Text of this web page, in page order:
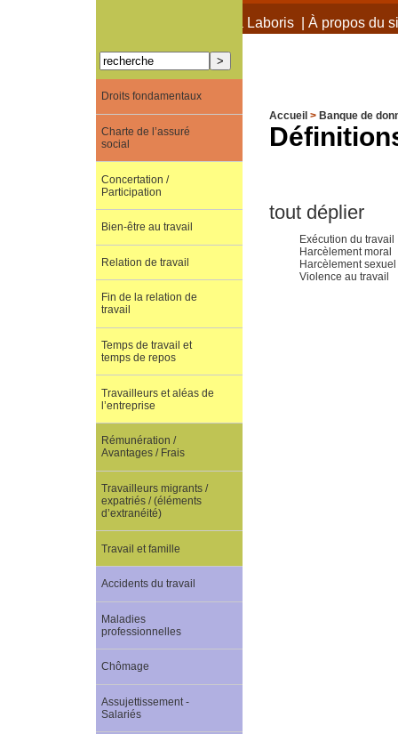
À propos de Terra Laboris| À propos du
Accueil > Banque de
tout déplier
Exécution du travail
Harcèlement moral
Harcèlement sexuel
Violence au travail
Droits fondamentaux
Charte de l’assuré
social
Concertation /
Participation
Bien-être au travail
Relation de travail
Fin de la relation de
travail
Temps de travail et
temps de repos
Travailleurs et aléas de
l’entreprise
Rémunération /
Avantages / Frais
Travailleurs migrants /
expatriés / (éléments
d’extranéité)
Travail et famille
Accidents du travail
Maladies
professionnelles
Chômage
Assujettissement -
Salariés